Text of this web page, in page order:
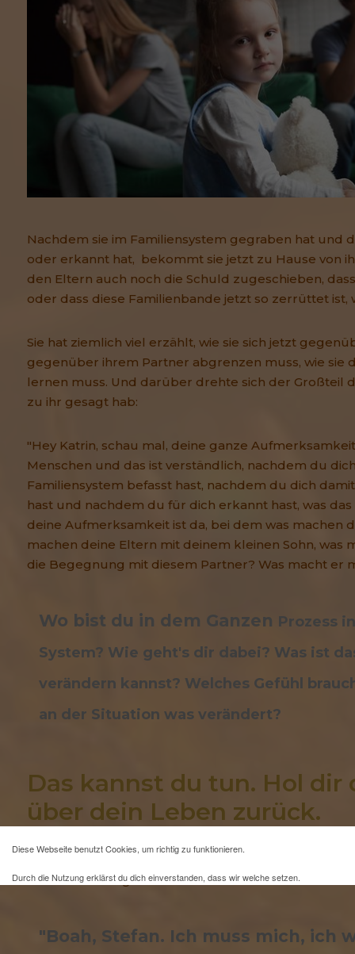
Nachdem sie im Familiensystem gegraben hat und
oder erkannt hat, bekommt sie jetzt zu Hause von
den Eltern auch noch die Schuld zugeschieben,
oder dass diese Familienbande jetzt so zerrüttet ist,
Sie hat ziemlich viel erzählt, wie sie sich jetzt
gegenüber ihrem Partner abgrenzen muss, wie sie
lernen muss. Und darüber drehte sich der Großteil
zu ihr gesagt hab:
"Hey Katrin, schau mal, deine ganze
Menschen und das ist verständlich, nachdem du
Familiensystem befasst hast, nachdem du dich
hast und nachdem du für dich erkannt hast, was
deine Aufmerksamkeit ist da, bei dem was machen
machen deine Eltern mit deinem kleinen Sohn, was
die Begegnung mit diesem Partner? Was macht er
Wo bist du in dem Ganzen Prozess
System? Wie geht's dir dabei? Was ist
verändern kannst? Welches Gefühl
an der Situation was verändert?
Das kannst du tun. Hol dir
über dein Leben zurück.
dass es darum geht:
"Boah, Stefan. Ich muss mich, ich
Diese Webseite benutzt Cookies, um richtig zu funktionieren.
Durch die Nutzung erklärst du dich einverstanden, dass wir welche setzen.